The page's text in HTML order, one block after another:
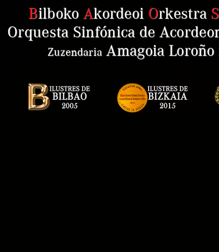
Bilboko Akordeoi Orkestra S
Orquesta Sinfónica de
Zuzendaria Amagoia Loroño